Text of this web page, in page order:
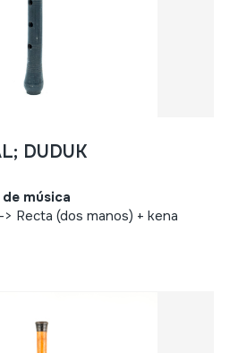
DUDUK
música
Recta (dos manos) + kena